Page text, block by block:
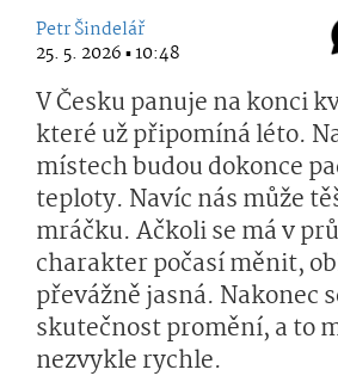
Petr Šindelář
25. 5. 2026 ▪ 10:48
V Česku panuje na konci
které už připomíná léto.
místech budou dokonce
teploty. Navíc nás může
mráčku. Ačkoli se má v
charakter počasí měnit,
převážně jasná. Nakonec
skutečnost promění, a to
nezvykle rychle.